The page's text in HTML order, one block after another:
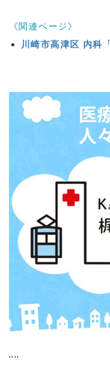
《関連ページ》
川崎市高津区 内科
''''